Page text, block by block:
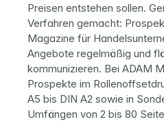
Preisen entstehen sollen.
Verfahren gemacht:
Magazine für
Angebote regelmäßig und
Prospekte im
A5 bis DIN A2 sowie in
Umfängen von 2 bis 80